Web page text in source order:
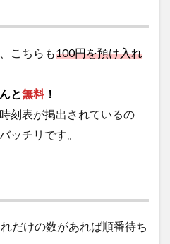
こちらも100円を預け入れ
と無料 ！
刻表が掲出されているの
ッチリです。
だけの数があれば順番待ち